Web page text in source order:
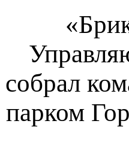
собрал
парком